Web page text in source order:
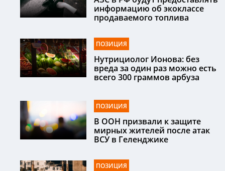
информацию об экоклассе
продаваемого топлива
ПОЗИЦИЯ
Нутрициолог Ионова: без
вреда за один раз можно есть
всего 300 граммов арбуза
ПОЗИЦИЯ
В ООН призвали к защите
мирных жителей после атак
ВСУ в Геленджике
ПОЗИЦИЯ